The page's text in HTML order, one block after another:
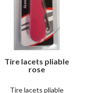
Tire lacets pliable
rose
Tire lacets pliable